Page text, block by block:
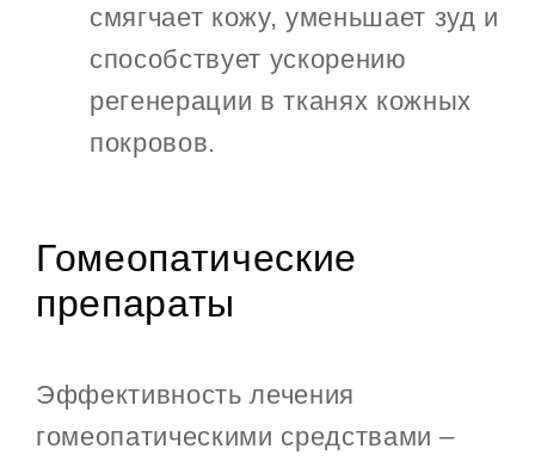
смягчает кожу, уменьшает зуд и
способствует ускорению
регенерации в тканях кожных
покровов.
Гомеопатические
препараты
Эффективность лечения
гомеопатическими средствами –